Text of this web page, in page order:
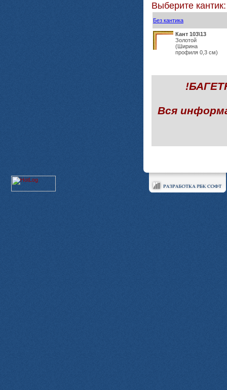
Выберите кантик:
Без кантика
Кант 103\13
Золотой
(Ширина
профиля 0,3 см)
Вся